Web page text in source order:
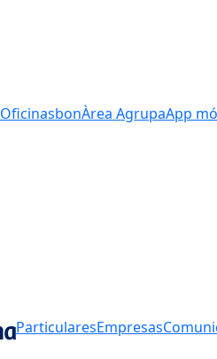
OficinasbonÀrea AgrupaApp
ParticularesEmpresas